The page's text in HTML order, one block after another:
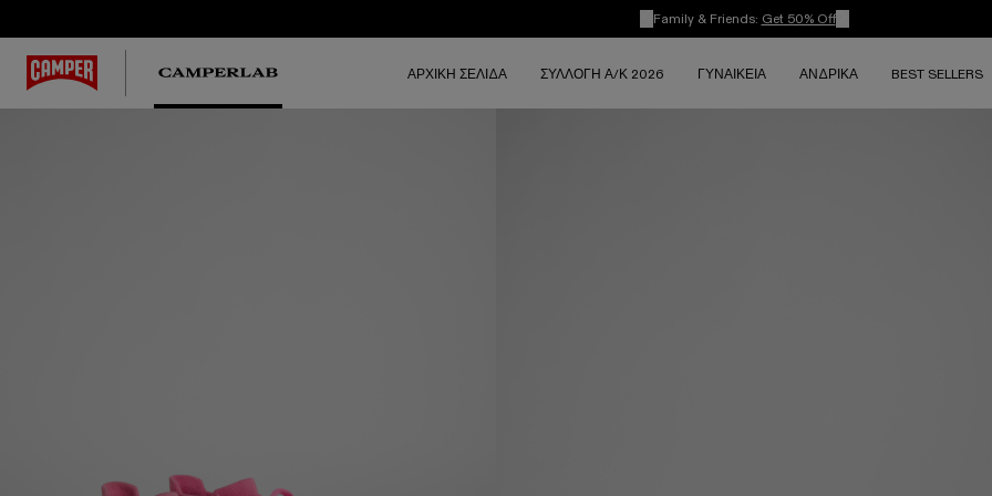
Family & Friends: Get 50% Off
ΑΡΧΙΚΉ ΣΕΛΊΔΑ ΣΥΛΛΟΓΉ Α/Κ 2026 ΓΥΝΑΙΚΕΊΑ ΑΝΔΡΙΚΆ BEST SELLERS